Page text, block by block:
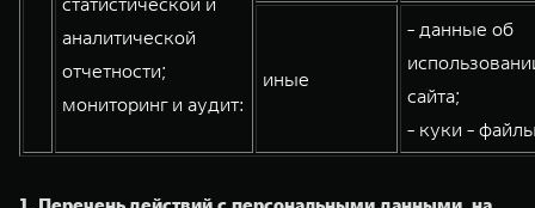
аналитической
отчетности;
мониторинг и аудит:
иные
- данные об
сайта;
- куки -